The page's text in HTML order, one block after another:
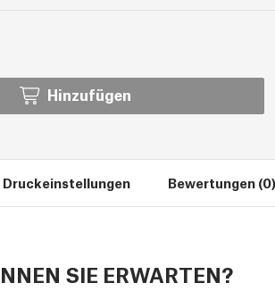
Hinzufügen
Druckeinstellungen Bewertungen (0)
SIE ERWARTEN?